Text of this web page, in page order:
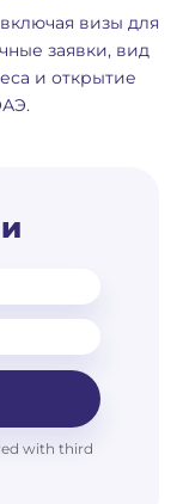
визы для
заявки, вид
и открытие
with third